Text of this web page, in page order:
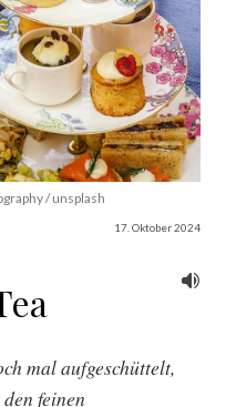
/ unsplash
17. Oktober 2024
mal aufgeschüttelt,
feinen